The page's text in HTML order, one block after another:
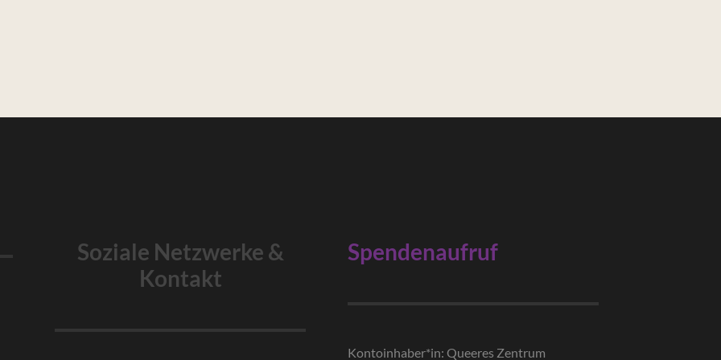
Soziale Netzwerke &
Kontakt
Spendenaufruf
Kontoinhaber*in: Queeres Zentrum